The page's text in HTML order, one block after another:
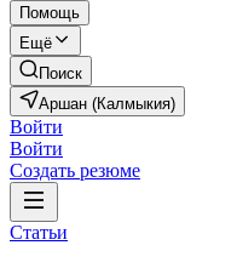
Помощь
Ещё
Поиск
Аршан (Калмыкия)
Войти
Войти
Создать резюме
Статьи